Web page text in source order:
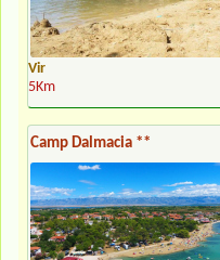
Vir
5Km
Camp Dalmacia **